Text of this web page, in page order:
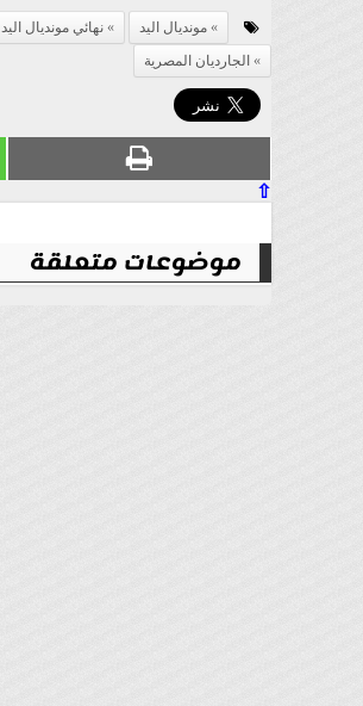
مونديال اليد نهائي مونديال اليد
الجارديان المصرية
⇧
موضوعات متعلقة